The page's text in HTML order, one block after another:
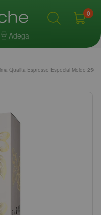
Adega
0
Qualita Espresso Especial Moido 250g